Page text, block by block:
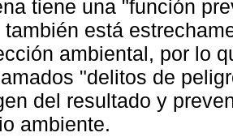
tiene una "función
también está
ambiental, por lo
"delitos de
del resultado y
ambiente.